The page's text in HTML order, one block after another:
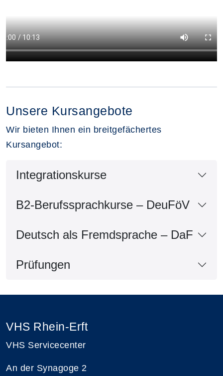
Unsere Kursangebote
Wir bieten Ihnen ein breitgefächertes
Kursangebot:
Integrationskurse
B2-Berufssprachkurse – DeuFöV
Deutsch als Fremdsprache – DaF
Prüfungen
VHS Rhein-Erft
VHS Servicecenter
An der Synagoge 2